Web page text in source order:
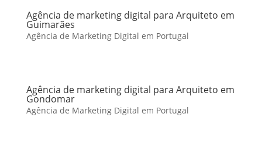
Agência de marketing digital para Arquiteto em
Guimarães
Agência de Marketing Digital em Portugal
Agência de marketing digital para Arquiteto em
Gondomar
Agência de Marketing Digital em Portugal